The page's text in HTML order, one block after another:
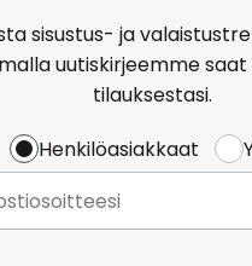
sisustus- ja
uutiskirjeemme saat
tilauksestasi.
Henkilöasiakkaat